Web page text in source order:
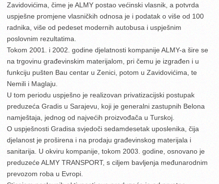
Zavidovićima, čime je ALMY postao većinski vlasnik, a potvrda
uspješne promjene vlasničkih odnosa je i podatak o više od 100
radnika, više od pedeset modernih autobusa i uspješnim
poslovnim rezultatima.
Tokom 2001. i 2002. godine djelatnosti kompanije ALMY-a šire se
na trgovinu građevinskim materijalom, pri čemu je izgrađen i u
funkciju pušten Bau centar u Zenici, potom u Zavidovićima, te
Nemili i Maglaju.
U tom periodu uspješno je realizovan privatizacijski postupak
preduzeća Gradis u Sarajevu, koji je generalni zastupnih Belona
namještaja, jednog od najvećih proizvođača u Turskoj.
O uspješnosti Gradisa svjedoči sedamdesetak uposlenika, čija
djelanost je proširena i na prodaju građevinskog materijala i
sanitarija. U okviru kompanije, tokom 2003. godine, osnovano je
preduzeće ALMY TRANSPORT, s ciljem bavljenja međunarodnim
prevozom roba u Evropi.